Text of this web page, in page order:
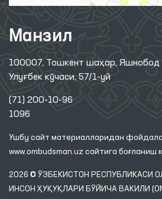
Манзил
100007, Тошкент шаҳар, Яшнобод
Улуғбек кўчаси, 57/1-уй
(71) 200-10-96
1096
Ушбу сайт материалларидан
www.ombudsman.uz сайтига боғланиш
2026 © ЎЗБЕКИСТОН РЕСПУБЛИКАСИ
ИНСОН ҲУҚУҚЛАРИ БЎЙИЧА ВАКИЛИ